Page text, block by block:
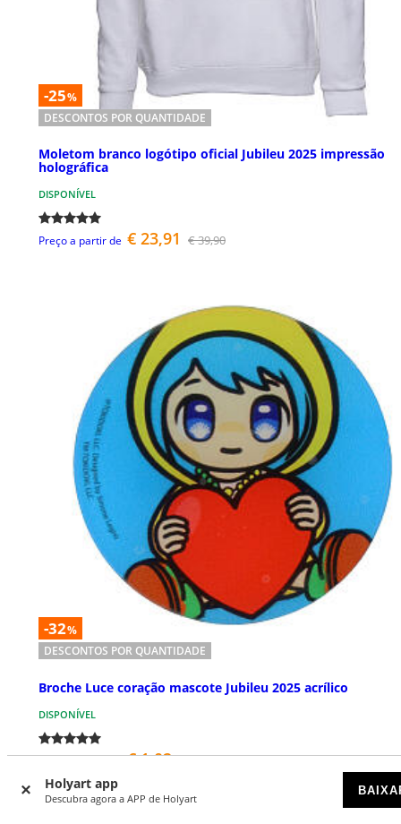
Holyart app
Descubra agora a APP de Holyart
-25%
DESCONTOS POR QUANTIDADE
Moletom branco logótipo oficial Jubileu 2025 impressão
holográfica
DISPONÍVEL
Preço a partir de € 23,91 € 39,90
-32%
DESCONTOS POR QUANTIDADE
Broche Luce coração mascote Jubileu 2025 acrílico
DISPONÍVEL
Preço a partir de € 1,02 € 2,47